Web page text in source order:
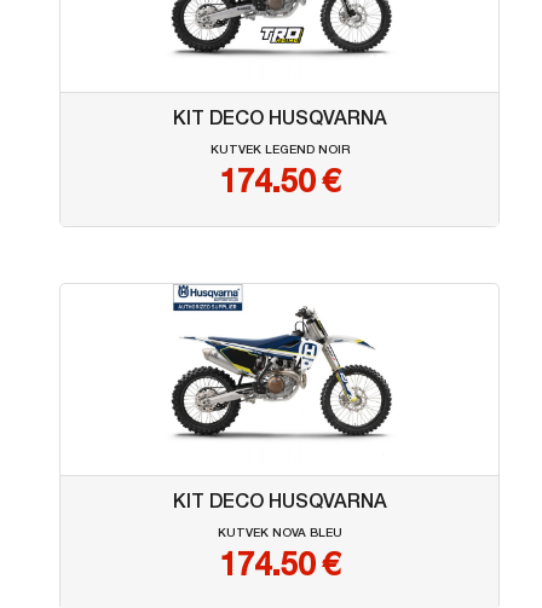
KIT DECO HUSQVARNA
KUTVEK LEGEND NOIR
174.50€
KIT DECO HUSQVARNA
KUTVEK NOVA BLEU
174.50€